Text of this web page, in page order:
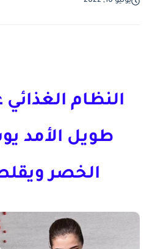
النظام
طويل الأمد
الخصر